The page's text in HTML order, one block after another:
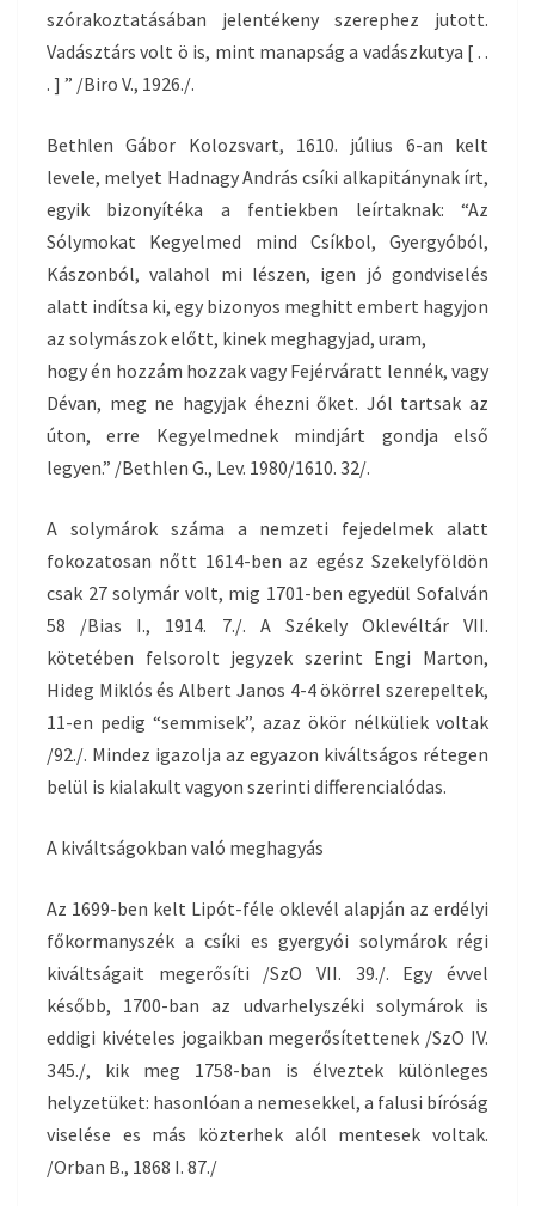
szórakoztatásában jelentékeny szerephez jutott.
Vadásztárs volt ö is, mint manapság a vadászkutya [ . .
. ] ” /Biro V., 1926./.
Bethlen Gábor Kolozsvart, 1610. július 6-an kelt
levele, melyet Hadnagy András csíki alkapitánynak írt,
egyik bizonyítéka a fentiekben leírtaknak: “Az
Sólymokat Kegyelmed mind Csíkbol, Gyergyóból,
Kászonból, valahol mi lészen, igen jó gondviselés
alatt indítsa ki, egy bizonyos meghitt embert hagyjon
az solymászok előtt, kinek meghagyjad, uram,
hogy én hozzám hozzak vagy Fejérváratt lennék, vagy
Dévan, meg ne hagyjak éhezni őket. Jól tartsak az
úton, erre Kegyelmednek mindjárt gondja első
legyen.” /Bethlen G., Lev. 1980/1610. 32/.
A solymárok száma a nemzeti fejedelmek alatt
fokozatosan nőtt 1614-ben az egész Szekelyföldön
csak 27 solymár volt, mig 1701-ben egyedül Sofalván
58 /Bias I., 1914. 7./. A Székely Oklevéltár VII.
kötetében felsorolt jegyzek szerint Engi Marton,
Hideg Miklós és Albert Janos 4-4 ökörrel szerepeltek,
11-en pedig “semmisek”, azaz ökör nélküliek voltak
/92./. Mindez igazolja az egyazon kiváltságos rétegen
belül is kialakult vagyon szerinti differencialódas.
A kiváltságokban való meghagyás
Az 1699-ben kelt Lipót-féle oklevél alapján az erdélyi
főkormanyszék a csíki es gyergyói solymárok régi
kiváltságait megerősíti /SzO VII. 39./. Egy évvel
később, 1700-ban az udvarhelyszéki solymárok is
eddigi kivételes jogaikban megerősítettenek /SzO IV.
345./, kik meg 1758-ban is élveztek különleges
helyzetüket: hasonlóan a nemesekkel, a falusi bíróság
viselése es más közterhek alól mentesek voltak.
/Orban B., 1868 I. 87./